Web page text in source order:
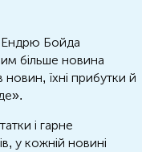
Ендрю Бойда
більше новина
їхні прибутки й
і гарне
у кожній новині